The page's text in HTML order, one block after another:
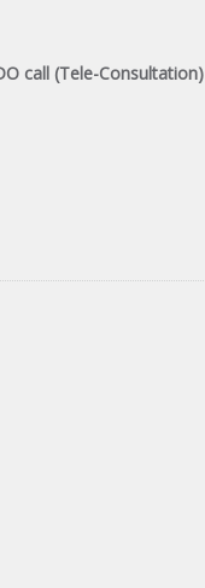
call (Tele-Consultation)